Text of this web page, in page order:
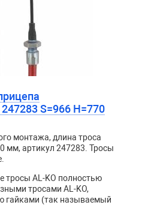
S=966 H=770
монтажа, длина троса
мм, артикул 247283. Тросы
тросы AL-KO полностью
тросами AL-KO,
гайками (так называемый